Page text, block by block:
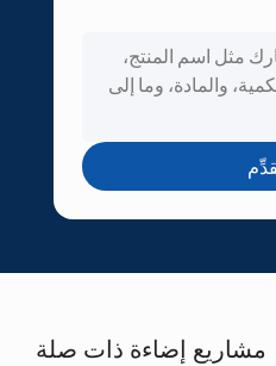
مشاريع إضاءة ذات صلة